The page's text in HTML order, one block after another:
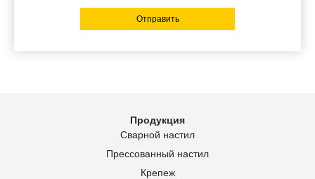
Отправить
Продукция
Сварной настил
Прессованный настил
Крепеж